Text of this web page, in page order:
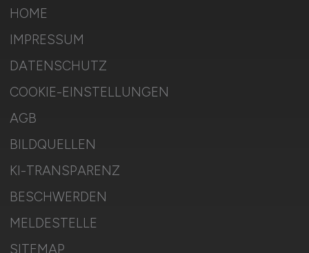
HOME
IMPRESSUM
DATENSCHUTZ
COOKIE-EINSTELLUNGEN
AGB
BILDQUELLEN
KI-TRANSPARENZ
BESCHWERDEN
MELDESTELLE
SITEMAP